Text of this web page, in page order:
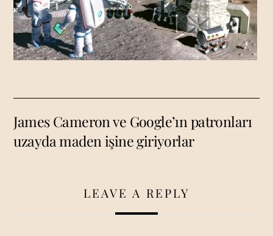
James Cameron ve Google’ın patronları
uzayda maden işine giriyorlar
LEAVE A REPLY